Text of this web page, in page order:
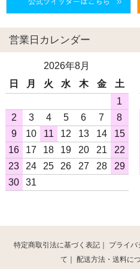
営業日カレンダー
2026年8月
日
月 火 水 木 金
土
1
2
3 4 5 6 7
8
9
10 11 12 13 14
15
16
17 18 19 20 21
22
23
24 25 26 27 28
29
30
31
特定商取引法に基づく表記 プライバ
て
配送方法・送料に